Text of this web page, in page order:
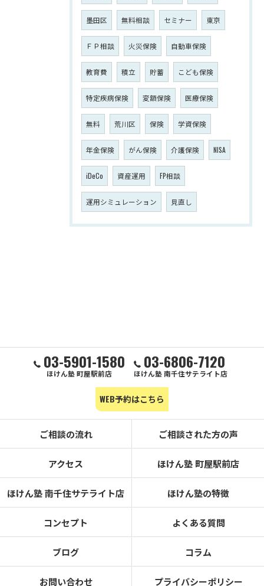
墨田区 無料相談 セミナー 東京
ＦＰ相談 火災保険 自動車保険
教育費 積立 貯蓄 こども保険
特定疾病保険 変額保険 医療保険
無料 荒川区 保険 学資保険
年金保険 がん保険 介護保険 NISA
iDeCo 資産運用 FP相談
運用シミュレーション 見直し
03-5901-1580
ほけん塾 町屋駅前店
03-6806-7120
ほけん塾 南千住サテライト店
WEB予約はこちら
ご相談の流れ ご相談された方の声
アクセス ほけん塾 町屋駅前店
ほけん塾 南千住サテライト店 ほけん塾の特徴
コンセプト よくある質問
ブログ コラム
お問い合わせ プライバシーポリシー